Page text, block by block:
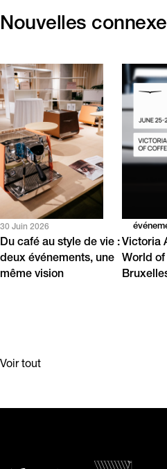
Nouvelles
Voir tout
30 Juin 2026
Du café au style de vie :
deux événements, une
même vision
Victoria
World